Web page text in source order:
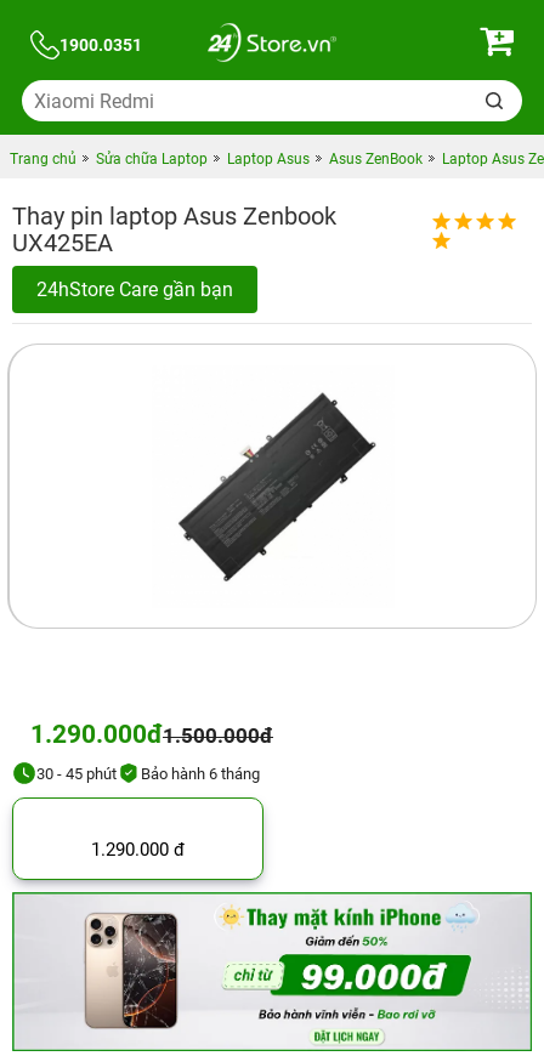
1900.0351
Trang chủ Sửa chữa Laptop Laptop Asus Asus ZenBook Laptop Asus
Thay pin laptop Asus Zenbook
UX425EA
24hStore Care gần bạn
1.290.000đ1.500.000đ
30 - 45 phút Bảo hành 6 tháng
1.290.000 đ